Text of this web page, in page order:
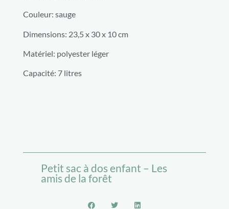
Couleur: sauge
Dimensions: 23,5 x 30 x 10 cm
Matériel: polyester léger
Capacité: 7 litres
Petit sac à dos enfant – Les
amis de la forêt